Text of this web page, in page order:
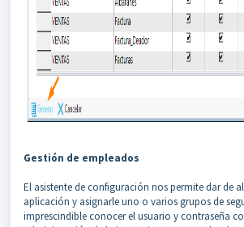
Gestión de empleados
El asistente de configuración nos permite dar de
aplicación y asignarle uno o varios grupos de
imprescindible conocer el usuario y contraseña